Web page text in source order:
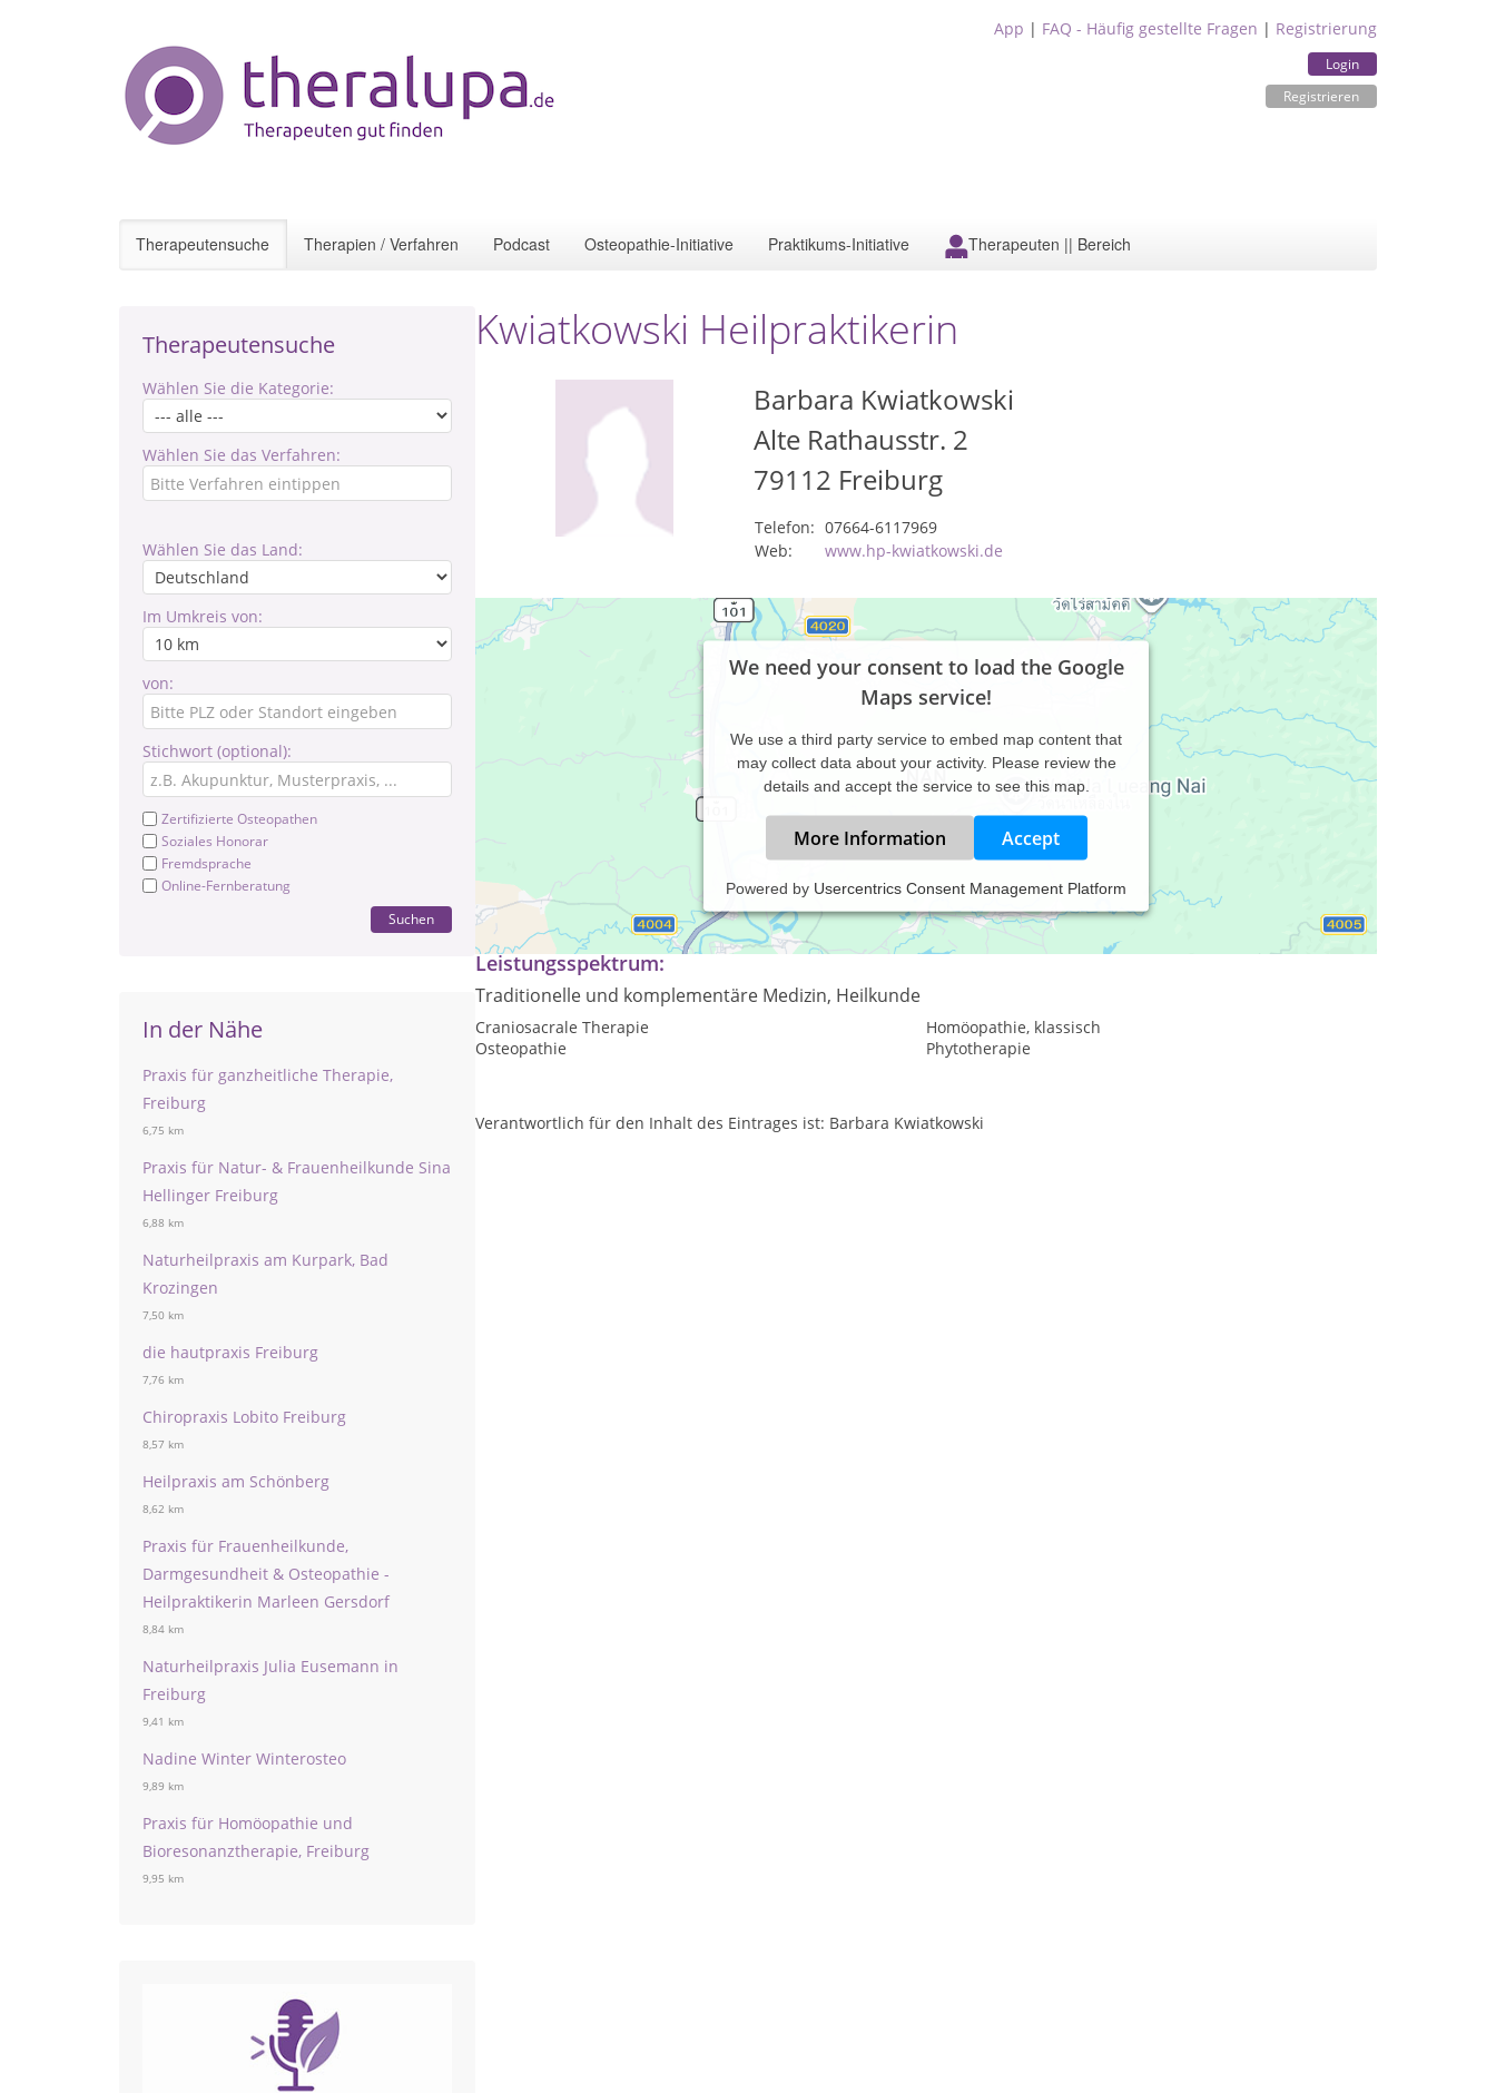
App | FAQ - Häufig gestellte Fragen | Registrierung
Login
Registrieren
Therapeutensuche Therapien / Verfahren Podcast Osteopathie-Initiative Praktikums-Initiative Therapeuten || Bereich
Therapeutensuche
Wählen Sie die Kategorie:
Wählen Sie das Verfahren:
Wählen Sie das Land:
Im Umkreis von:
von:
Stichwort (optional):
Zertifizierte Osteopathen
Soziales Honorar
Fremdsprache
Online-Fernberatung
Suchen
In der Nähe
Praxis für ganzheitliche Therapie,
Freiburg
6,75 km
Praxis für Natur- & Frauenheilkunde Sina
Hellinger Freiburg
6,88 km
Naturheilpraxis am Kurpark, Bad
Krozingen
7,50 km
die hautpraxis Freiburg
7,76 km
Chiropraxis Lobito Freiburg
8,57 km
Heilpraxis am Schönberg
8,62 km
Praxis für Frauenheilkunde,
Darmgesundheit & Osteopathie -
Heilpraktikerin Marleen Gersdorf
8,84 km
Naturheilpraxis Julia Eusemann in
Freiburg
9,41 km
Nadine Winter Winterosteo
9,89 km
Praxis für Homöopathie und
Bioresonanztherapie, Freiburg
9,95 km
Kwiatkowski Heilpraktikerin
Barbara Kwiatkowski
Alte Rathausstr. 2
79112 Freiburg
Telefon: 07664-6117969
Web:
www.hp-kwiatkowski.de
We need your consent to load the Google
Maps service!
We use a third party service to embed map content that
may collect data about your activity. Please review the
details and accept the service to see this map.
More Information Accept
Powered by Usercentrics Consent Management Platform
CranioSacrale Therapie (Upledger), Naturheilverfahren, Osteopathie
Leistungsspektrum:
Traditionelle und komplementäre Medizin, Heilkunde
Craniosacrale Therapie
Homöopathie, klassisch
Osteopathie
Phytotherapie
Verantwortlich für den Inhalt des Eintrages ist: Barbara Kwiatkowski